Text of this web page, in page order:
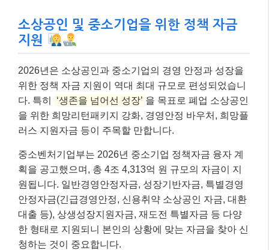
소상공인 및 중소기업을 위한 정책 자금
지원
2026년은 소상공인과 중소기업의 경영 안정과 성장을
위한 정책 자금 지원이 역대 최대 규모로 편성되었습니
다. 특히
‘생존을 넘어선 성장’ 을 목표로 폐업 소상공인
을 위한 희망리턴패키지 강화, 경영안정 바우처, 희망플
러스 지원자금 등이 주목할 만합니다.
중소벤처기업부는 2026년 중소기업 정책자금 융자 계
획을 공고했으며, 총 4조 4,313억 원 규모의 자금이 지
원됩니다. 일반경영안정자금, 성장기반자금, 특별경영
안정자금(긴급경영안정, 신용취약 소상공인 자금, 대환
대출 등), 상생성장지원자금, 재도전 특별자금 등 다양
한 형태로 지원되니 본인의 상황에 맞는 자금을 찾아 신
청하는 것이 중요합니다.